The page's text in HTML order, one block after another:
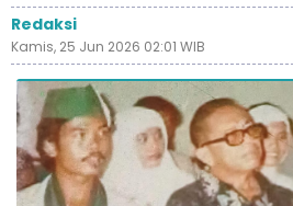
Redaksi
Kamis, 25 Jun 2026 02:01 WIB